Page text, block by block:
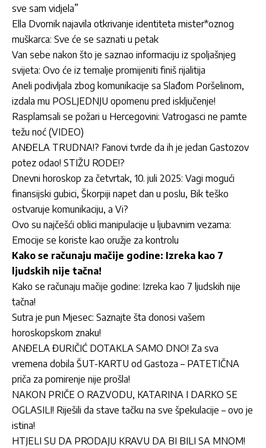
sve sam vidjela”
Ella Dvornik najavila otkrivanje identiteta mister*oznog
muškarca: Sve će se saznati u petak
Van sebe nakon što je saznao informaciju iz spoljašnjeg
svijeta: Ovo će iz temalje promijeniti finiš rijalitija
Aneli podivljala zbog komunikacije sa Slađom Poršelinom,
izdala mu POSLJEDNJU opomenu pred isključenje!
Rasplamsali se požari u Hercegovini: Vatrogasci ne pamte
težu noć (VIDEO)
ANĐELA TRUDNA!? Fanovi tvrde da ih je jedan Gastozov
potez odao! STIŽU RODE!?
Dnevni horoskop za četvrtak, 10. juli 2025: Vagi mogući
finansijski gubici, Škorpiji napet dan u poslu, Bik teško
ostvaruje komunikaciju, a Vi?
Ovo su najčešći oblici manipulacije u ljubavnim vezama:
Emocije se koriste kao oružje za kontrolu
Kako se računaju mačije godine: Izreka kao 7
ljudskih nije tačna!
Kako se računaju mačije godine: Izreka kao 7 ljudskih nije
tačna!
Sutra je pun Mjesec: Saznajte šta donosi vašem
horoskopskom znaku!
ANĐELA ĐURIČIĆ DOTAKLA SAMO DNO! Za sva
vremena dobila ŠUT-KARTU od Gastoza – PATETIČNA
priča za pomirenje nije prošla!
NAKON PRIČE O RAZVODU, KATARINA I DARKO SE
OGLASILI! Riješili da stave tačku na sve špekulacije – ovo je
istina!
HTJELI SU DA PRODAJU KRAVU DA BI BILI SA MNOM!